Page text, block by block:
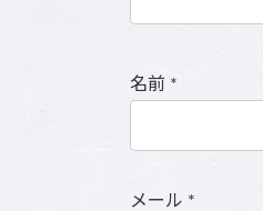
名前 *
メール *